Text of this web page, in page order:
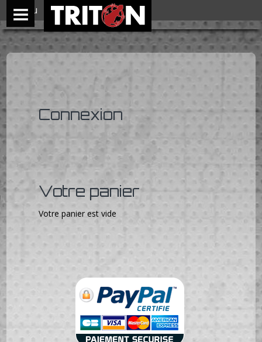
Connexion
Votre panier
Votre panier est vide
Menu